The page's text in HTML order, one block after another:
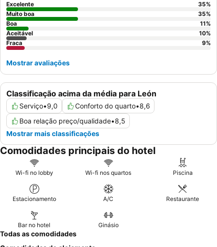
Classificação acima da média para León
Serviço•9,0 Conforto do quarto•8,6
Boa relação preço/qualidade•8,5
Mostrar mais classificações
Excelente 35%
Muito boa
35%
Boa
11%
Aceitável
10%
Fraca
9%
Mostrar avaliações
Comodidades principais do hotel
Wi-fi no lobby Wi-fi nos quartos Piscina
Estacionamento A/C Restaurante
Bar no hotel Ginásio
Todas as comodidades